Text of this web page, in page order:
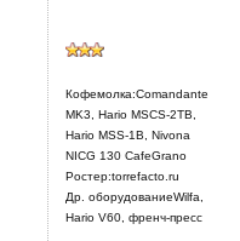
Кофемолка:Comandante
MK3, Hario MSCS-2TB,
Hario MSS-1B, Nivona
NICG 130 CafeGrano
Ростер:torrefacto.ru
Др. оборудованиеWilfa,
Hario V60, френч-пресс